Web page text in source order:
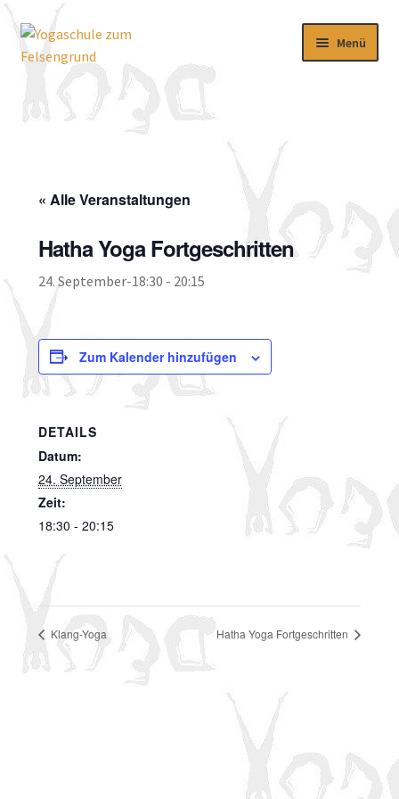
Zur
Navigation
springen
Zum
Inhalt
springen
Menü
Aktuelles
Impressum
« Alle Veranstaltungen
Hatha Yoga Fortgeschritten
24. September-18:30 - 20:15
Zum Kalender hinzufügen
DETAILS
Datum:
24. September
Zeit:
18:30 - 20:15
Klang-Yoga Hatha Yoga Fortgeschritten